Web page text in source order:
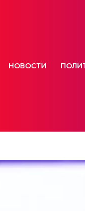
НОВОСТИ